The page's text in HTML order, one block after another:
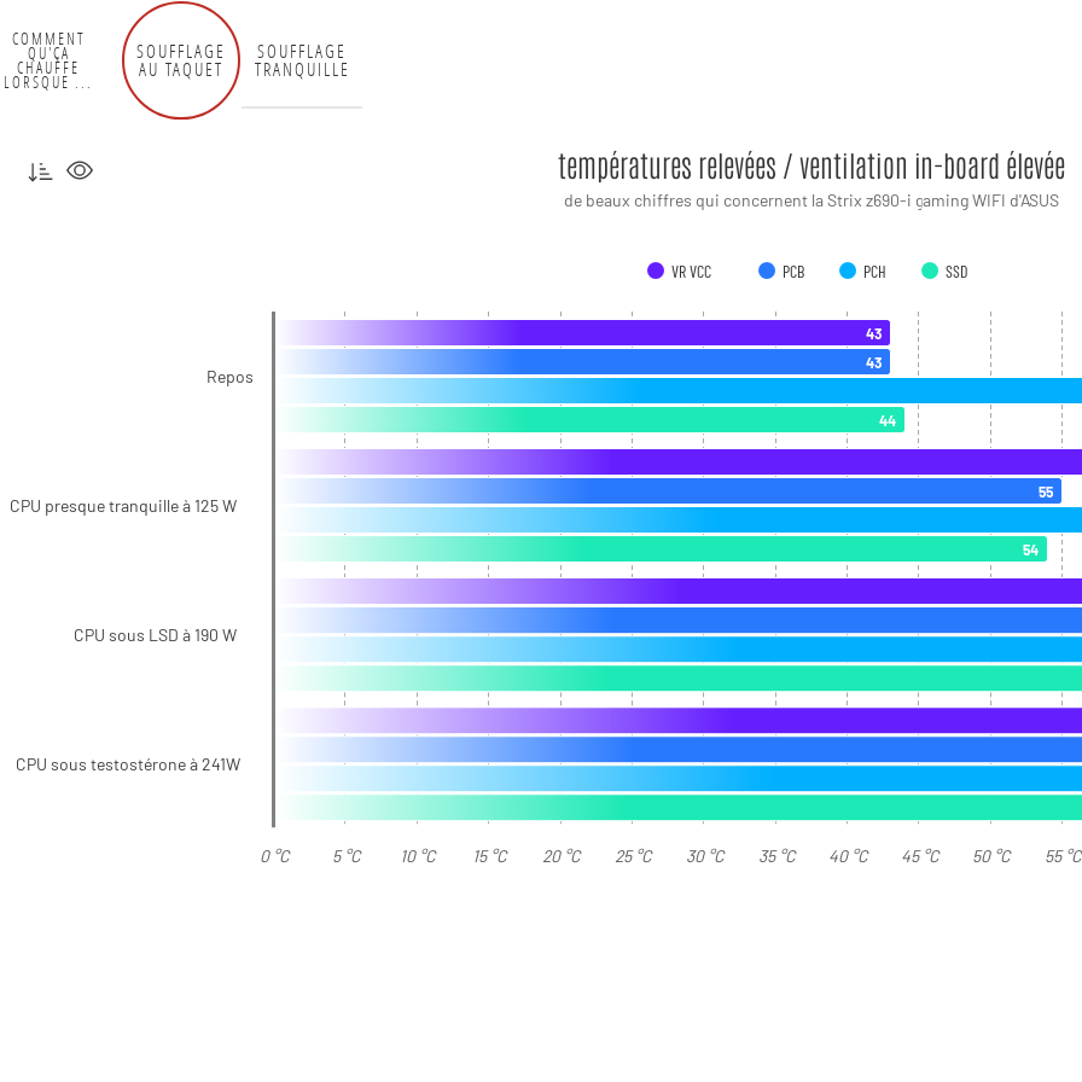
COMMENT
QU'ÇA
CHAUFFE
LORSQUE ...
SOUFFLAGE
AU TAQUET
SOUFFLAGE
TRANQUILLE
températures relevées / ventilation in-board élevée
de beaux chiffres qui concernent la Strix z690-i gaming WIFI d'ASUS
VR VCC PCB PCH SSD
0 °C 5 °C 10 °C 15 °C 20 °C 25 °C 30 °C 35 °C 40 °C 45 °C 50 °C 55 °C
Repos
CPU presque tranquille à 125 W
CPU sous LSD à 190 W
CPU sous testostérone à 241W
43
43
55
44
54